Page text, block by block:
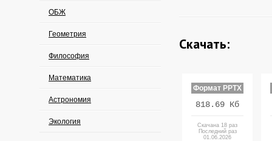
ОБЖ
Геометрия
Философия
Математика
Астрономия
Экология
Скачать:
Формат PPTX
818.69 Кб
Скачана 18 раз
Последний раз
01.06.2026